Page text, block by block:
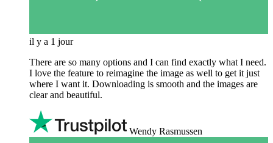
il y a 1 jour
There are so many options and I can find exactly what I need.
I love the feature to reimagine the image as well to get it just
where I want it. Downloading is smooth and the images are
clear and beautiful.
Wendy Rasmussen